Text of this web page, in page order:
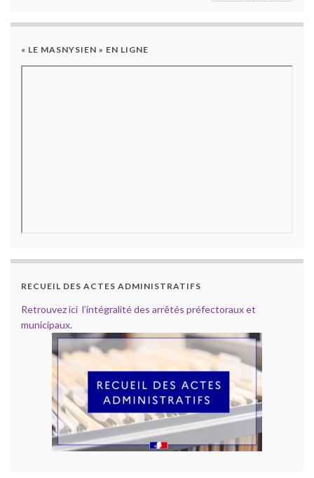
« LE MASNYSIEN » EN LIGNE
RECUEIL DES ACTES ADMINISTRATIFS
Retrouvez ici l’intégralité des arrêtés préfectoraux et
municipaux.